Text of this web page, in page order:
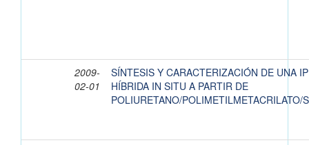
2009-
02-01
SÍNTESIS Y CARACTERIZACIÓN DE UNA
HÍBRIDA IN SITU A PARTIR DE
POLIURETANO/POLIMETILMETACRILATO/